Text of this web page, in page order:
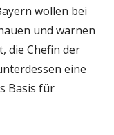
wollen bei
und warnen
die Chefin der
eine
Basis für